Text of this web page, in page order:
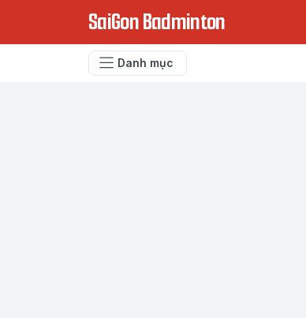
SaiGon Badminton
Danh mục